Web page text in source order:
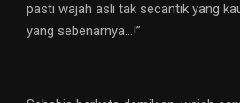
pasti wajah asli tak secantik yang
yang sebenarnya…!”